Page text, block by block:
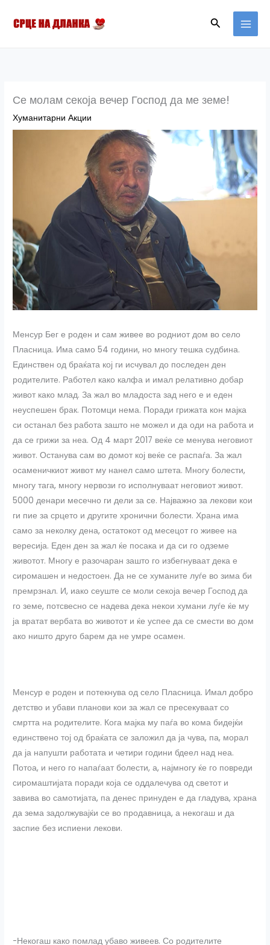
Search
Се молам секоја вечер Господ да ме земе!
Хуманитарни Акции
Менсур Бег е роден и сам живее во родниот дом во село
Пласница. Има само 54 години, но многу тешка судбина.
Единствен од браќата кој ги исчувал до последен ден
родителите. Работел како калфа и имал релативно добар
живот како млад. За жал во младоста зад него е и еден
неуспешен брак. Потомци нема. Поради грижата кон мајка
си останал без работа зашто не можел и да оди на работа и
да се грижи за неа. Од 4 март 2017 веќе се менува неговиот
живот. Останува сам во домот кој веќе се распаѓа. За жал
осаменичкиот живот му нанел само штета. Многу болести,
многу тага, многу нервози го исполнуваат неговиот живот.
5000 денари месечно ги дели за се. Најважно за лекови кои
ги пие за срцето и другите хронични болести. Храна има
само за неколку дена, остатокот од месецот го живее на
вересија. Еден ден за жал ќе посака и да си го одземе
животот. Многу е разочаран зашто го избегнуваат дека е
сиромашен и недостоен. Да не се хуманите луѓе во зима би
премрзнал. И, иако сеуште се моли секоја вечер Господ да
го земе, потсвесно се надева дека некои хумани луѓе ќе му
ја вратат вербата во животот и ќе успее да се смести во дом
ако ништо друго барем да не умре осамен.
Менсур е роден и потекнува од село Пласница. Имал добро
детство и убави планови кои за жал се пресекуваат со
смртта на родителите. Кога мајка му паѓа во кома бидејќи
единствено тој од браќата се заложил да ја чува, па, морал
да ја напушти работата и четири години бдеел над неа.
Потоа, и него го напаѓаат болести, а, најмногу ќе го повреди
сиромаштијата поради која се оддалечува од светот и
завива во самотијата, па денес принуден е да гладува, храна
да зема задолжувајќи се во продавница, а некогаш и да
заспие без испиени лекови.
-Некогаш како помлад убаво живеев. Со родителите